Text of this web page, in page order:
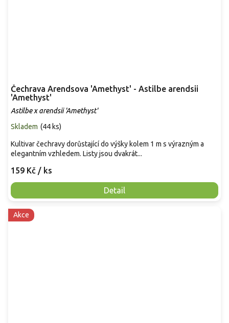
Čechrava Arendsova 'Amethyst' - Astilbe arendsii
'Amethyst'
Astilbe x arendsii 'Amethyst'
Skladem (44 ks)
159 Kč / ks
Detail
Kultivar čechravy dorůstající do výšky kolem 1 m s výrazným a
elegantním vzhledem. Listy jsou dvakrát...
Akce